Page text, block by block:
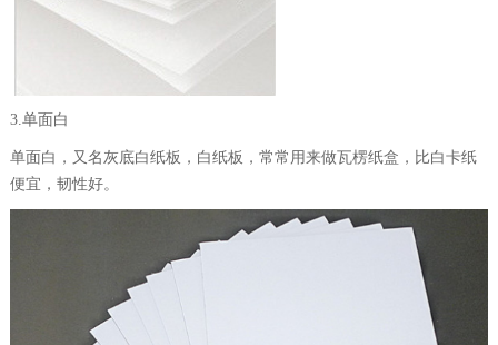
3.单面白
单面白，又名灰底白纸板，白纸板，常常用来做瓦楞纸盒，比白卡纸
便宜，韧性好。